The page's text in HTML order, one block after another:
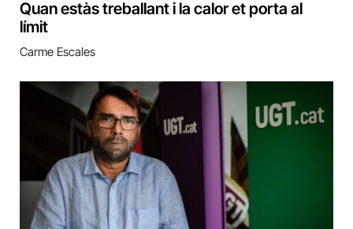
Quan estàs treballant i la calor et porta al
límit
Carme Escales